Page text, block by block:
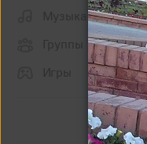
Музыка
Группы
Игры